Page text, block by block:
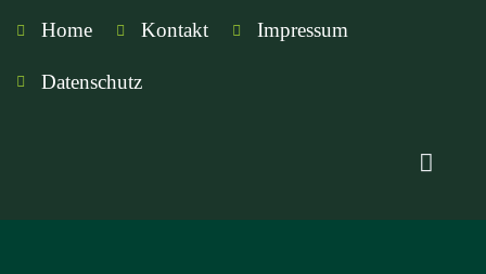
Home Kontakt Impressum
Datenschutz